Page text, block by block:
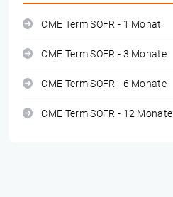
CME Term SOFR - 1 Monat
CME Term SOFR - 3 Monate
CME Term SOFR - 6 Monate
CME Term SOFR - 12 Monate